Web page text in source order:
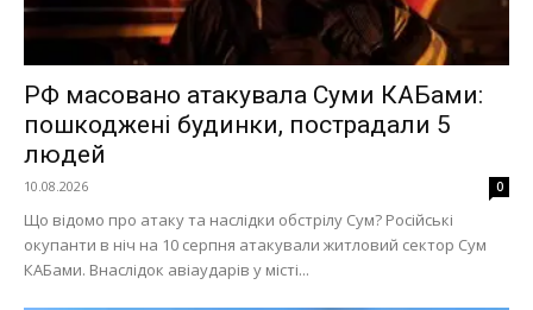
РФ масовано атакувала Суми КАБами:
пошкоджені будинки, пострадали 5
людей
10.08.2026 0
Що відомо про атаку та наслідки обстрілу Сум? Російські
окупанти в ніч на 10 серпня атакували житловий сектор Сум
КАБами. Внаслідок авіаударів у місті...